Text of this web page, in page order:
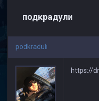
подкрадули
podkraduli
https://